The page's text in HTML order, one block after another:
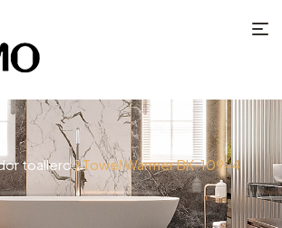
toallero/ Towel Warmer BK-109-4